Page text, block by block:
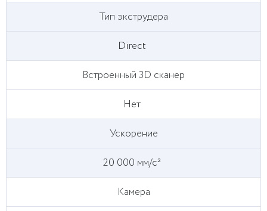
Тип экструдера
Direct
Встроенный 3D сканер
Нет
Ускорение
20 000 мм/с²
Камера